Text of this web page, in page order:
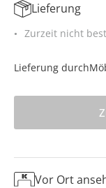
Lieferung
Zurzeit nicht
Lieferung durch
Vor Ort